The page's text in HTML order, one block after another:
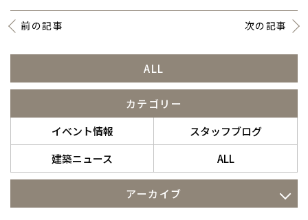
ブログ
イベント情報
資料請求・お問い合わせ
前の記事 次の記事
ALL
カテゴリー
イベント情報
スタッフブログ
建築ニュース
ALL
アーカイブ